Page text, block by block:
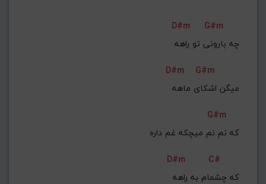
D#m
G#m
چه بارونی تو راهه
D#m
G#m
میگن اشکای ماهه
G#m
که نم نم میچکه غم داره
D#m
C#
که چشمام به راهه